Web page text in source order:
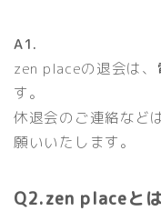
A1.
zen placeの退会は、
す。
休退会のご連絡など
願いいたします。
Q2.zen placeと